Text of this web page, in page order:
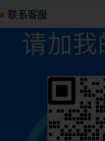
联系客服